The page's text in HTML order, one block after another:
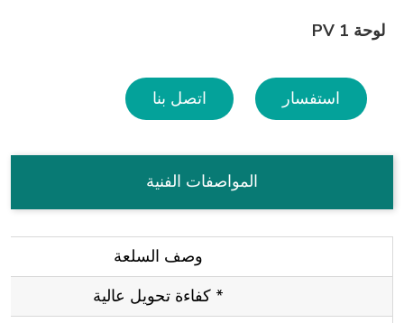
لوحة PV 1
استفسار اتصل بنا
المواصفات الفنية
وصف السلعة
* كفاءة تحويل عالية